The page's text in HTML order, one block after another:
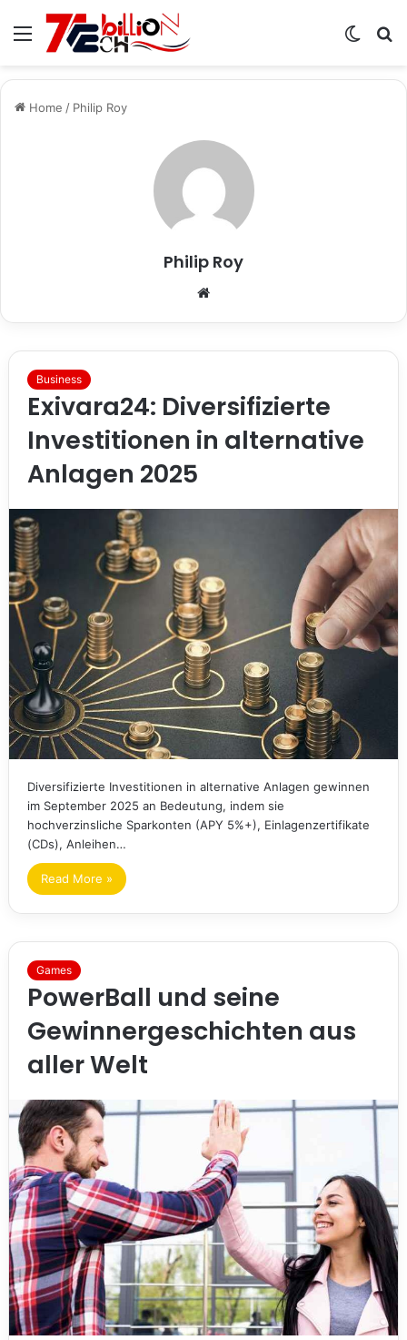
Menu
Switch
Home / Philip Roy
Philip Roy
Website
Business
Exivara24: Diversifizierte
Investitionen in alternative
Anlagen 2025
Diversifizierte Investitionen in alternative Anlagen gewinnen
im September 2025 an Bedeutung, indem sie
hochverzinsliche Sparkonten (APY 5%+), Einlagenzertifikate
(CDs), Anleihen…
Read More »
Games
PowerBall und seine
Gewinnergeschichten aus
aller Welt